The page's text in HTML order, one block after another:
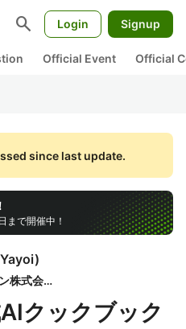
search Login Signup
Official Event Official
since last update.
まで開催中！
)
データブリックス・ジャパン株式会社
クックブック